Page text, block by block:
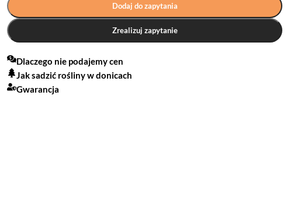
Dodaj do zapytania
Zrealizuj zapytanie
Dlaczego nie podajemy cen
Jak sadzić rośliny w donicach
Gwarancja